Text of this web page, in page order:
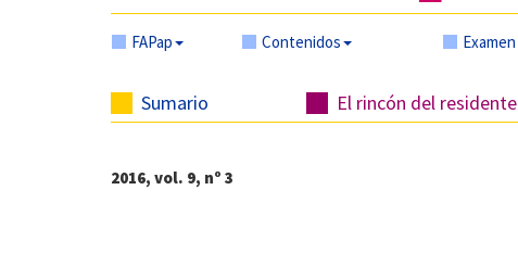
FAPap Contenidos Examen
Sumario El rincón del residente
2016, vol. 9, nº 3